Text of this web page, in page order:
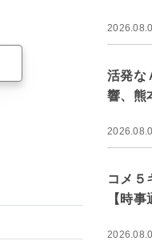
活発な
響、熊
コメ５
【時